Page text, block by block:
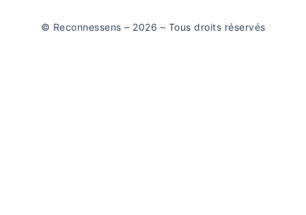
© Reconnessens – 2026 – Tous droits réservés